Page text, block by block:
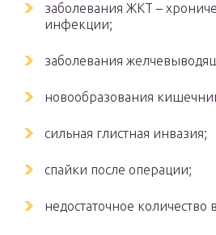
заболевания ЖКТ –
инфекции;
заболевания
новообразования
сильная глистная инвазия;
спайки после операции;
недостаточное количество